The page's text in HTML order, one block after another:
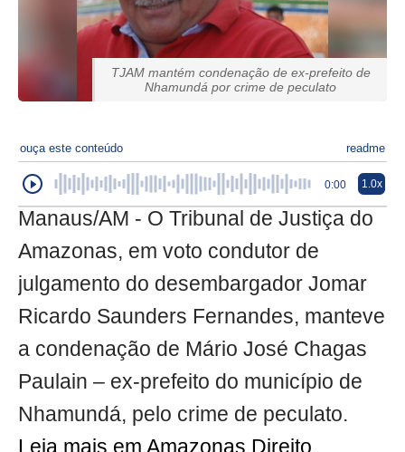
TJAM mantém condenação de ex-prefeito de
Nhamundá por crime de peculato
ouça este conteúdo readme
0:00 1.0x
Manaus/AM - O Tribunal de Justiça do
Amazonas, em voto condutor de
julgamento do desembargador Jomar
Ricardo Saunders Fernandes, manteve
a condenação de Mário José Chagas
Paulain – ex-prefeito do município de
Nhamundá, pelo crime de peculato.
Leia mais em Amazonas Direito.